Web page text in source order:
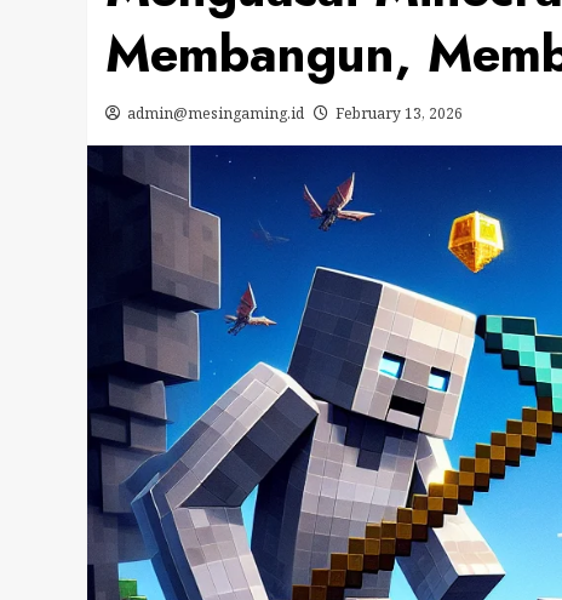
Membangun,
admin@mesingaming.id February 13, 2026